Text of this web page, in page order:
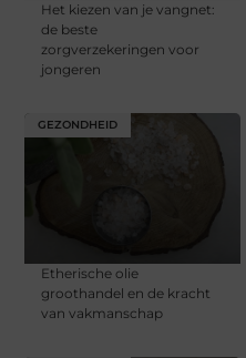
Het kiezen van je vangnet:
de beste
zorgverzekeringen voor
jongeren
GEZONDHEID
Etherische olie
groothandel en de kracht
van vakmanschap